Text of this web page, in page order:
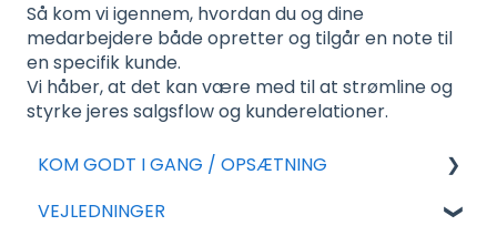
Så kom vi igennem, hvordan du og dine
medarbejdere både opretter og tilgår en note til
en specifik kunde.
Vi håber, at det kan være med til at strømline og
styrke jeres salgsflow og kunderelationer.
KOM GODT I GANG / OPSÆTNING
For nye aftaler
VEJLEDNINGER